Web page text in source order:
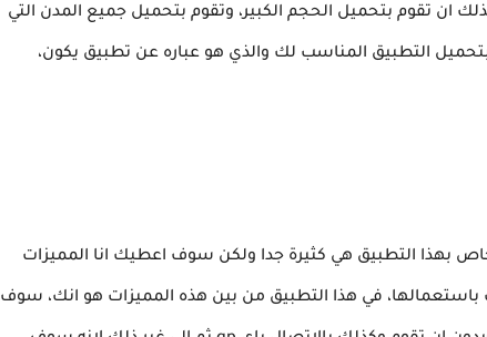
ان تقوم بتحميل الحجم الكبير، وتقوم بتحميل جميع المدن التي
التطبيق المناسب لك والذي هو عباره عن تطبيق يكون،
بهذا التطبيق هي كثيرة جدا ولكن سوف اعطيك انا المميزات
باستعمالها، في هذا التطبيق من بين هذه المميزات هو انك، سوف